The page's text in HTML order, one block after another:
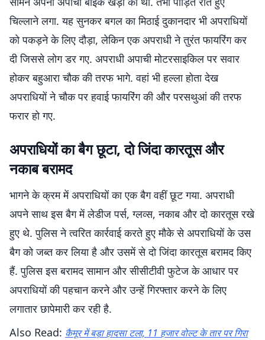
चिल्लाने लगा. यह सुनकर बगल का मिठाई दुकानदार भी अपराधियों
को पकड़ने के लिए दौड़ा, लेकिन एक अपराधी ने तुरंत फायरिंग कर
दी जिससे लोग डर गए. अपराधी अपाची मोटरसाइकिल पर सवार
होकर बहुआरा चौक की तरफ भागे. वहां भी हल्ला होता देख
अपराधियों ने चौक पर हवाई फायरिंग की और परसथुआं की तरफ
फरार हो गए.
अपराधियों का बैग छूटा, दो जिंदा कारतूस और
नकाब बरामद
भागने के क्रम में अपराधियों का एक बैग वहीं छूट गया. अपराधी
अपने साथ इस बैग में लेडीज पर्स, ग्लव्स, नकाब और दो कारतूस रखे
हुए थे. पुलिस ने त्वरित कार्रवाई करते हुए मौके से अपराधियों के उस
बैग को जब्त कर लिया है और उसमें से दो जिंदा कारतूस बरामद किए
हैं. पुलिस इस बरामद सामान और सीसीटीवी फुटेज के आधार पर
अपराधियों की पहचान करने और उन्हें गिरफ्तार करने के लिए
लगातार छापेमारी कर रही है.
Also Read: कैमूर में बड़ा हादसा टला, 11 हजार वोल्ट के तार पर गिरा